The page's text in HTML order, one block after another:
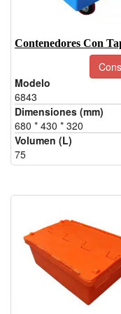
Modelo
6843
Dimensiones (mm)
680 * 430 * 320
Volumen (L)
75